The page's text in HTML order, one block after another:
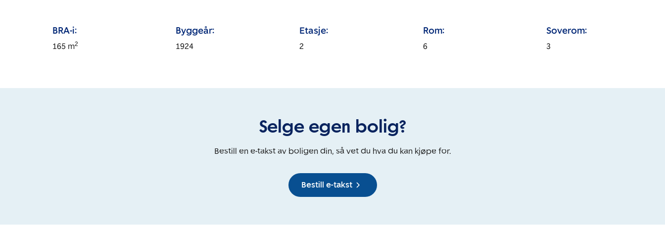
BRA-i:
165 m2
Byggeår:
1924
Etasje:
2
Rom:
6
Soverom:
3
Selge egen bolig?
Bestill en e-takst av boligen din, så vet du hva du kan kjøpe for.
Bestill e-takst